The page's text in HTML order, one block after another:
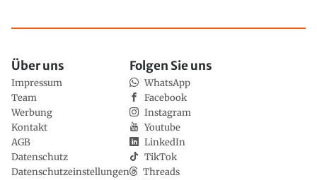
Über uns
Impressum
Team
Werbung
Kontakt
AGB
Datenschutz
Datenschutzeinstellungen
Folgen Sie uns
WhatsApp
Facebook
Instagram
Youtube
LinkedIn
TikTok
Threads